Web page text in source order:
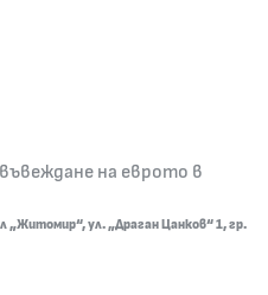
на еврото в
гранд“ в хотел
„Житомир“, ул. „Драган Цанков“ 1, гр.